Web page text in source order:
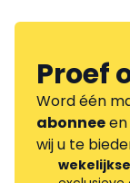
Proef
Word één
abonnee
wij u te